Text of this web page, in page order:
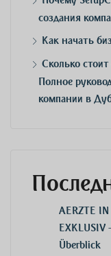
создания
Как начать
Сколько
Полное
компании в
AERZTE
EXKLUSIV
Überblick